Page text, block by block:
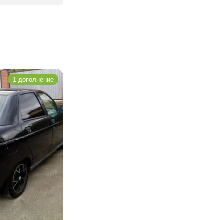
1 дополнение